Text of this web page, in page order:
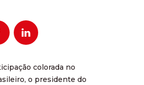
colorada no
o presidente do